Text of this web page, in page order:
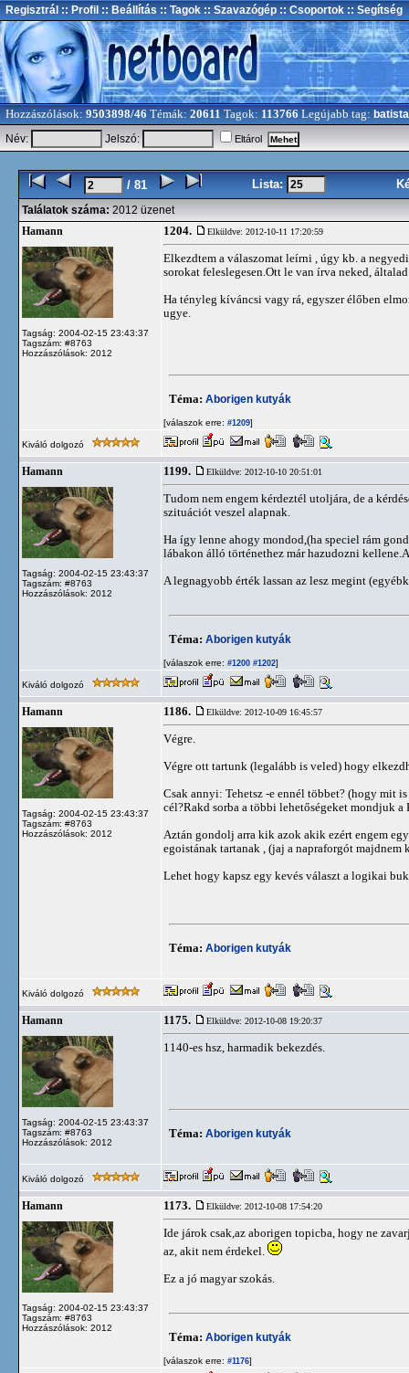
Regisztrál :: Profil :: Beállítás :: Tagok :: Szavazógép :: Csoportok :: Segítség
Hozzászólások: 9503898/46 Témák: 20611 Tagok: 113766 Legújabb tag: batista
Név:
Jelszó: Eltárol
/ 81 Lista:
Találatok száma: 2012 üzenet
Hamann
Tagság: 2004-02-15 23:43:37
Tagszám: #8763
Hozzászólások: 2012
1204. Elküldve: 2012-10-11 17:20:59
Elkezdtem a válaszomat leírni , úgy kb. a
sorokat feleslegesen.Ott le van írva neked,
Ha tényleg kíváncsi vagy rá, egyszer élőben
ugye.
Téma: Aborigen kutyák
[válaszok erre: #1209]
Kiváló dolgozó
Hamann
Tagság: 2004-02-15 23:43:37
Tagszám: #8763
Hozzászólások: 2012
1199. Elküldve: 2012-10-10 20:51:01
Tudom nem engem kérdeztél utoljára, de a
szituációt veszel alapnak.
Ha így lenne ahogy mondod,(ha speciel rám
lábakon álló történethez már hazudozni
A legnagyobb érték lassan az lesz megint
Téma: Aborigen kutyák
[válaszok erre: #1200 #1202]
Kiváló dolgozó
Hamann
Tagság: 2004-02-15 23:43:37
Tagszám: #8763
Hozzászólások: 2012
1186. Elküldve: 2012-10-09 16:45:57
Végre.
Végre ott tartunk (legalább is veled) hogy
Csak annyi: Tehetsz -e ennél többet? (hogy mit
cél?Rakd sorba a többi lehetőségeket mondjuk a
Aztán gondolj arra kik azok akik ezért engem
egoistának tartanak , (jaj a napraforgót
Lehet hogy kapsz egy kevés választ a logikai
Téma: Aborigen kutyák
Kiváló dolgozó
Hamann
Tagság: 2004-02-15 23:43:37
Tagszám: #8763
Hozzászólások: 2012
1175. Elküldve: 2012-10-08 19:20:37
1140-es hsz, harmadik bekezdés.
Téma: Aborigen kutyák
Kiváló dolgozó
Hamann
Tagság: 2004-02-15 23:43:37
Tagszám: #8763
Hozzászólások: 2012
1173. Elküldve: 2012-10-08 17:54:20
Ide járok csak,az aborigen topicba, hogy ne
az, akit nem érdekel.
Ez a jó magyar szokás.
Téma: Aborigen kutyák
[válaszok erre: #1176]